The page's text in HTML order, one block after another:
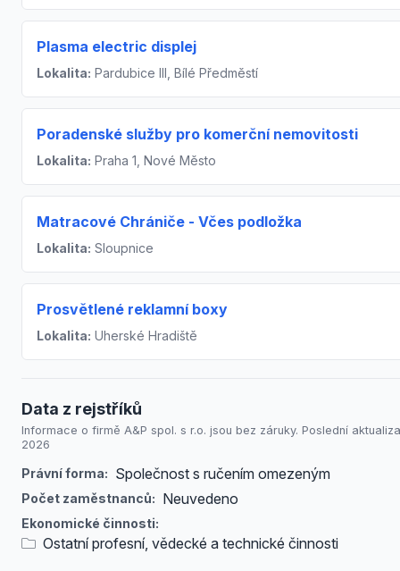
Plasma electric displej
Lokalita: Pardubice III, Bílé Předměstí
Poradenské služby pro komerční nemovitosti
Lokalita: Praha 1, Nové Město
Matracové Chrániče - Včes podložka
Lokalita: Sloupnice
Prosvětlené reklamní boxy
Lokalita: Uherské Hradiště
Data z rejstříků
Informace o firmě A&P spol. s r.o. jsou bez záruky. Poslední
2026
Právní forma: Společnost s ručením omezeným
Počet zaměstnanců: Neuvedeno
Ekonomické činnosti:
Ostatní profesní, vědecké a technické činnosti